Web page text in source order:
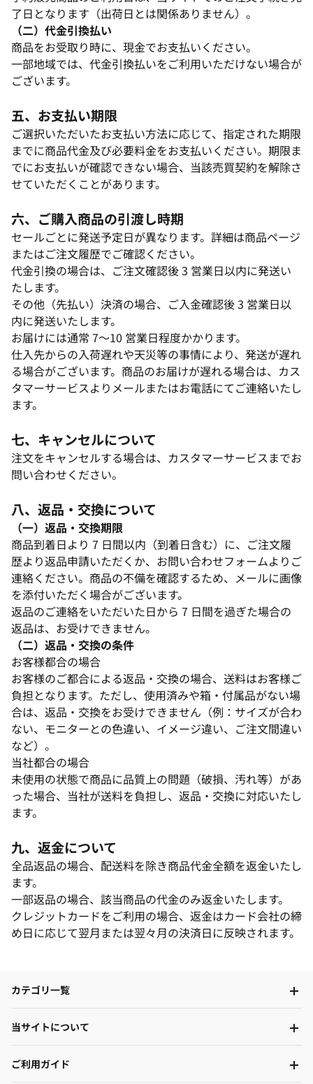
了日となります（出荷日とは関係ありません）。​
（二）代金引換払い​
商品をお受取り時に、現金でお支払いください。​
一部地域では、代金引換払いをご利用いただけない場合が
ございます。​
五、お支払い期限​
ご選択いただいたお支払い方法に応じて、指定された期限
までに商品代金及び必要料金をお支払いください。期限ま
でにお支払いが確認できない場合、当該売買契約を解除さ
せていただくことがあります。​
六、ご購入商品の引渡し時期​
セールごとに発送予定日が異なります。詳細は商品ページ
またはご注文履歴でご確認ください。​
代金引換の場合は、ご注文確認後 3 営業日以内に発送い
たします。​
その他（先払い）決済の場合、ご入金確認後 3 営業日以
内に発送いたします。​
お届けには通常 7～10 営業日程度かかります。​
仕入先からの入荷遅れや天災等の事情により、発送が遅れ
る場合がございます。商品のお届けが遅れる場合は、カス
タマーサービスよりメールまたはお電話にてご連絡いたし
ます。​
七、キャンセルについて​
注文をキャンセルする場合は、カスタマーサービスまでお
問い合わせください。​
八、返品・交換について​
（一）返品・交換期限​
商品到着日より 7 日間以内（到着日含む）に、ご注文履
歴より返品申請いただくか、お問い合わせフォームよりご
連絡ください。商品の不備を確認するため、メールに画像
を添付いただく場合がございます。​
返品のご連絡をいただいた日から 7 日間を過ぎた場合の
返品は、お受けできません。​
（二）返品・交換の条件​
お客様都合の場合​
お客様のご都合による返品・交換の場合、送料はお客様ご
負担となります。ただし、使用済みや箱・付属品がない場
合は、返品・交換をお受けできません（例：サイズが合わ
ない、モニターとの色違い、イメージ違い、ご注文間違い
など）。​
当社都合の場合​
未使用の状態で商品に品質上の問題（破損、汚れ等）があ
った場合、当社が送料を負担し、返品・交換に対応いたし
ます。​
九、返金について​
全品返品の場合、配送料を除き商品代金全額を返金いたし
ます。​
一部返品の場合、該当商品の代金のみ返金いたします。​
クレジットカードをご利用の場合、返金はカード会社の締
め日に応じて翌月または翌々月の決済日に反映されます。
カテゴリ一覧
当サイトについて
ご利用ガイド